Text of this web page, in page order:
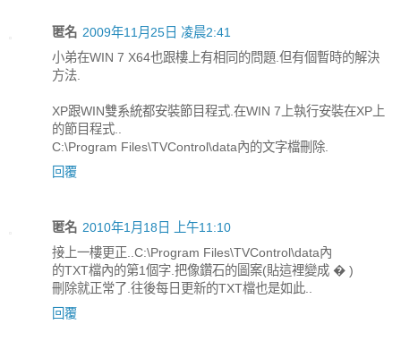
匿名 2009年11月25日 凌晨2:41
小弟在WIN 7 X64也跟樓上有相同的問題.但有個暫時的解決
方法.
XP跟WIN雙系統都安裝節目程式.在WIN 7上執行安裝在XP上
的節目程式..
C:\Program Files\TVControl\data內的文字檔刪除.
回覆
匿名 2010年1月18日 上午11:10
接上一樓更正..C:\Program Files\TVControl\data內
的TXT檔內的第1個字.把像鑽石的圖案(貼這裡變成 � )
刪除就正常了.往後每日更新的TXT檔也是如此..
回覆